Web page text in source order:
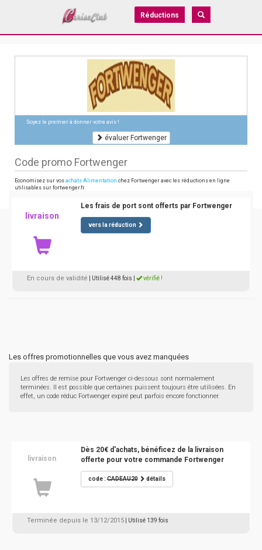
Réductions
Soyez le premier à donner votre avis !
évaluer Fortwenger
Code promo Fortwenger
Economisez sur vos achats Alimentation chez Fortwenger avec les réductions en ligne
utilisables sur fortwenger.fr
livraison
Les frais de port sont offerts par Fortwenger
vers la réduction
En cours de validité | Utilisé 448 fois vérifié !
Les offres promotionnelles que vous avez manquées
Les offres de remise pour Fortwenger ci-dessous sont normalement
terminées. Il est possible que certaines puissent toujours être utilisées. En
effet, un code réduc Fortwenger expiré peut parfois encore fonctionner.
livraison
Dès 20€ d'achats, bénéficez de la livraison
offerte pour votre commande Fortwenger
code :CADEAU20 détails
Terminée depuis le 13/12/2015 | Utilisé 139 fois